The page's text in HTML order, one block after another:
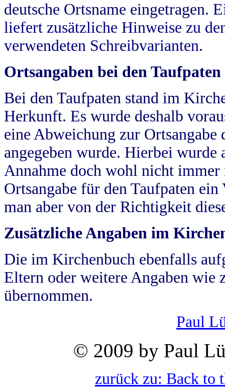
deutsche Ortsname eingetragen.
liefert zusätzliche Hinweise zu
verwendeten Schreibvarianten.
Ortsangaben bei den Taufpaten
Bei den Taufpaten stand im
Herkunft. Es wurde deshalb
eine Abweichung zur
angegeben wurde. Hierbei wurde
Annahme doch wohl nicht
Ortsangabe für den Taufpaten
man aber von der Richtigkeit
Zusätzliche Angaben im
Die im Kirchenbuch ebenfalls
Eltern oder weitere Angaben wie
übernommen.
Paul
© 2009 by Paul
zurück zu: Back to